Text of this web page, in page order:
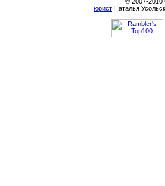
юрист Наталья